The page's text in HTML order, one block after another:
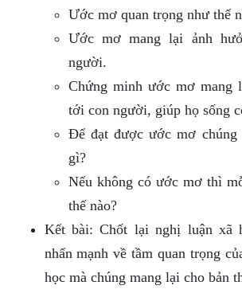
Ước mơ quan trọng như thế
Ước mơ mang lại ảnh
người.
Chứng minh ước mơ mang
tới con người, giúp họ sống
Để đạt được ước mơ chúng
gì?
Nếu không có ước mơ thì
thế nào?
Kết bài: Chốt lại nghị luận xã
nhấn mạnh về tầm quan trọng
học mà chúng mang lại cho bản